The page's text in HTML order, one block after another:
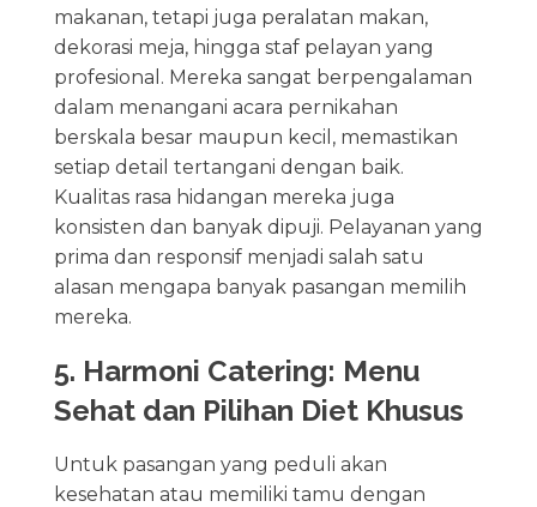
makanan, tetapi juga peralatan makan,
dekorasi meja, hingga staf pelayan yang
profesional. Mereka sangat berpengalaman
dalam menangani acara pernikahan
berskala besar maupun kecil, memastikan
setiap detail tertangani dengan baik.
Kualitas rasa hidangan mereka juga
konsisten dan banyak dipuji. Pelayanan yang
prima dan responsif menjadi salah satu
alasan mengapa banyak pasangan memilih
mereka.
5. Harmoni Catering: Menu
Sehat dan Pilihan Diet Khusus
Untuk pasangan yang peduli akan
kesehatan atau memiliki tamu dengan